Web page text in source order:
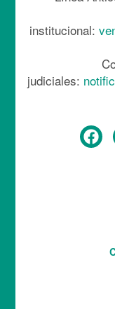
institucional:
judiciales: